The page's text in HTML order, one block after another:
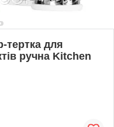
тертка для
ручна Kitchen